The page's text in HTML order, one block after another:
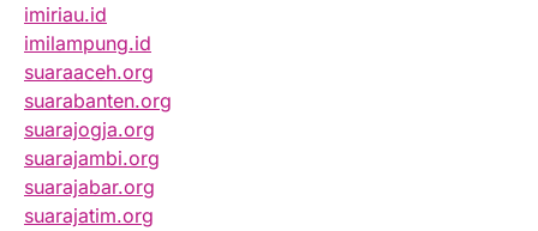
imiriau.id
imilampung.id
suaraaceh.org
suarabanten.org
suarajogja.org
suarajambi.org
suarajabar.org
suarajatim.org